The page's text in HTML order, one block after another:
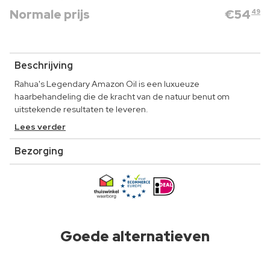
Normale prijs €54 49
Beschrijving
Rahua's Legendary Amazon Oil is een luxueuze
haarbehandeling die de kracht van de natuur benut om
uitstekende resultaten te leveren.
Lees verder
Bezorging
Goede alternatieven